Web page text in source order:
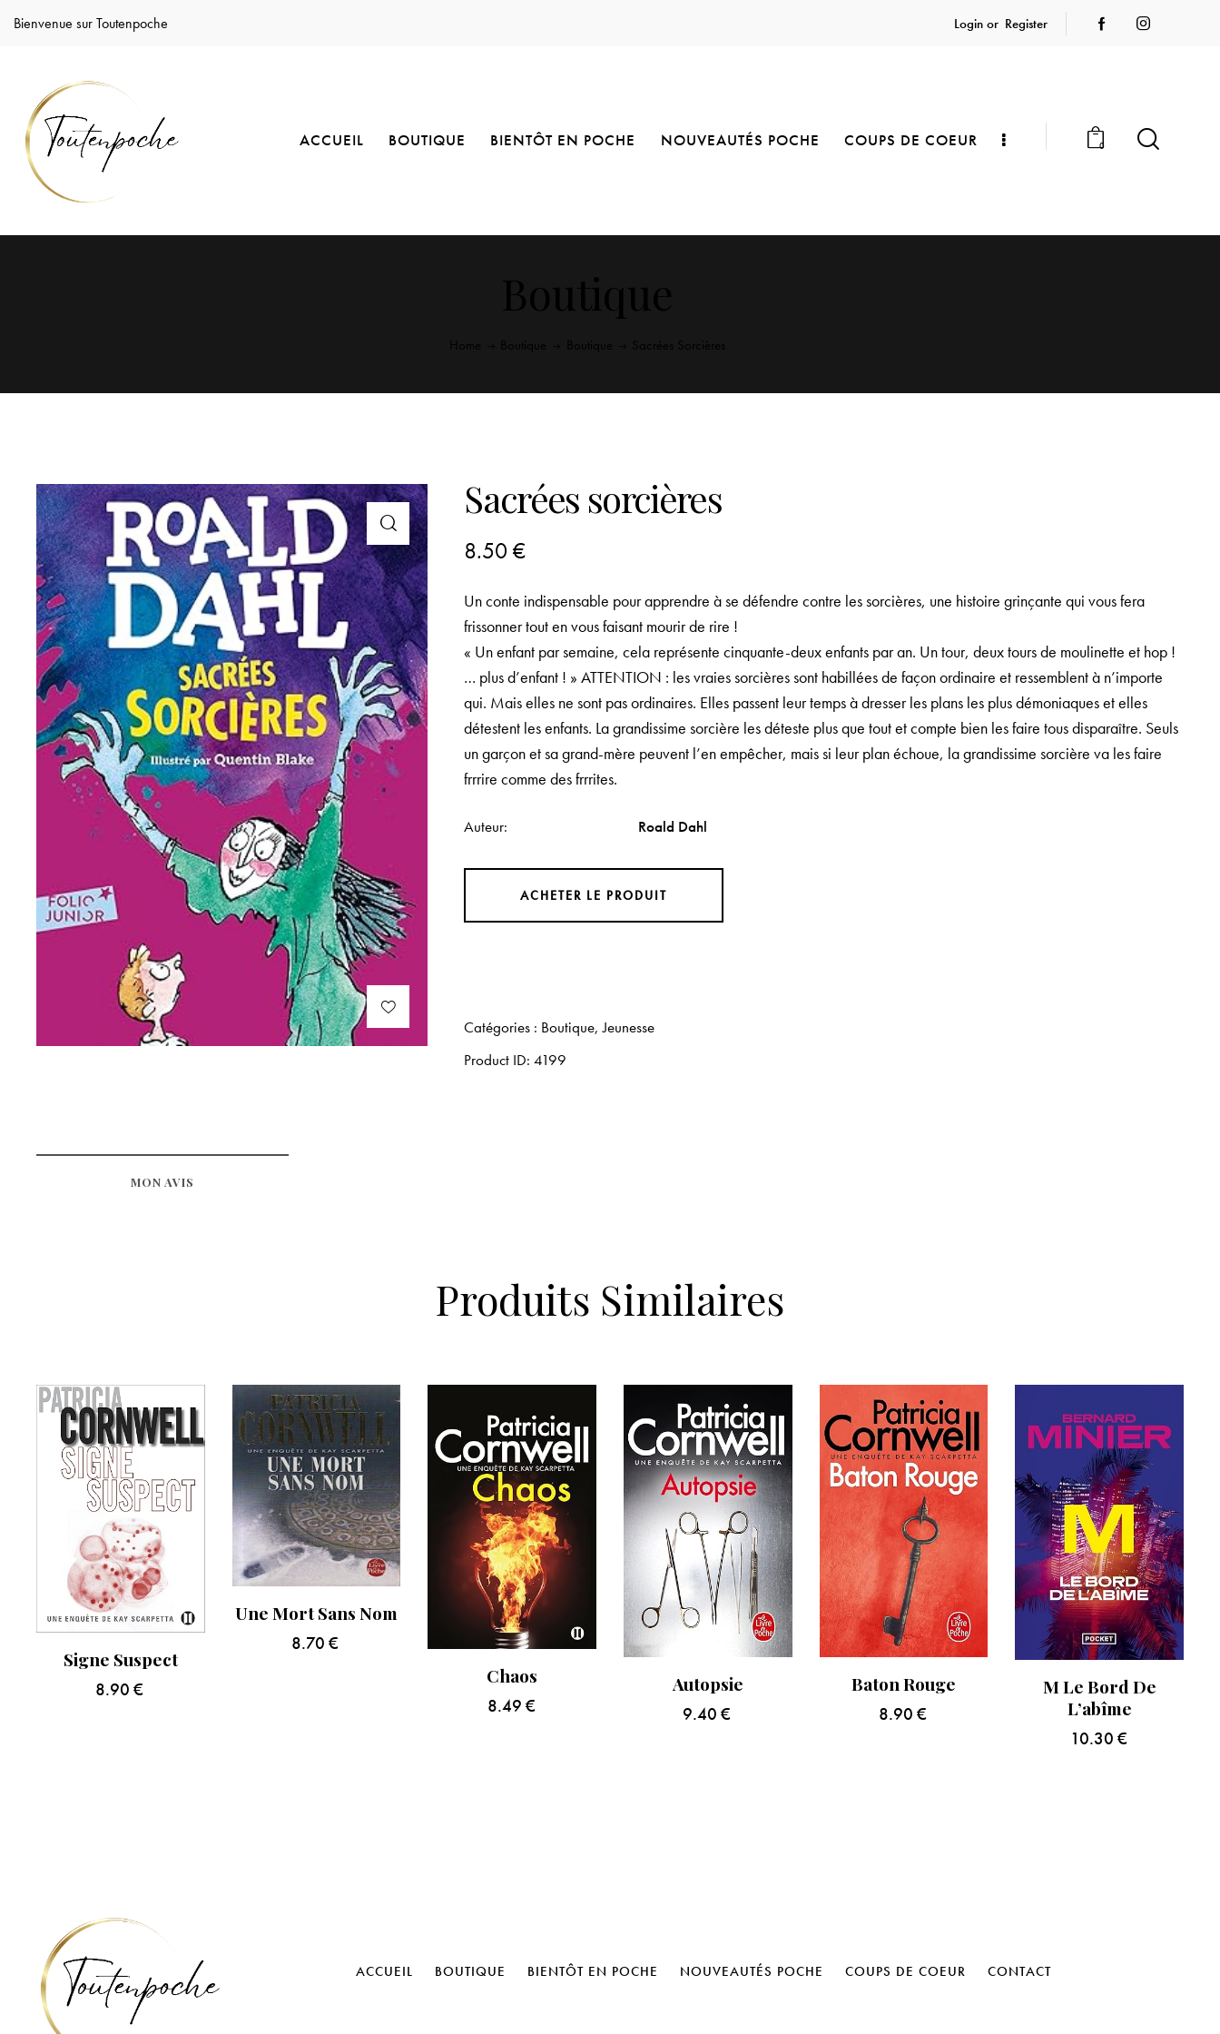
Bienvenue sur Toutenpoche Login or Register
ACCUEIL BOUTIQUE BIENTÔT EN POCHE NOUVEAUTÉS POCHE COUPS DE COEUR 0
Sacrées sorcières
8.50€
Un conte indispensable pour apprendre à se défendre contre les sorcières, une histoire grinçante qui vous fera
frissonner tout en vous faisant mourir de rire !
« Un enfant par semaine, cela représente cinquante-deux enfants par an. Un tour, deux tours de moulinette et hop !
… plus d’enfant ! » ATTENTION : les vraies sorcières sont habillées de façon ordinaire et ressemblent à n’importe
qui. Mais elles ne sont pas ordinaires. Elles passent leur temps à dresser les plans les plus démoniaques et elles
détestent les enfants. La grandissime sorcière les déteste plus que tout et compte bien les faire tous disparaître. Seuls
un garçon et sa grand-mère peuvent l’en empêcher, mais si leur plan échoue, la grandissime sorcière va les faire
frrrire comme des frrrites.
Auteur Roald Dahl
ACHETER LE PRODUIT
Catégories : Boutique,Jeunesse
Product ID:4199
MON AVIS
Produits Similaires
Signe Suspect
8.90€
Une Mort Sans Nom
8.70€
Chaos
8.49 €
Autopsie
9.40€
Baton Rouge
8.90 €
M Le Bord De
L’abîme
10.30 €
ACCUEIL BOUTIQUE BIENTÔT EN POCHE NOUVEAUTÉS POCHE COUPS DE COEUR CONTACT